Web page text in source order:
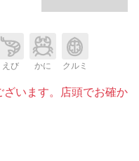
えび かに クルミ
います。店頭でお確か